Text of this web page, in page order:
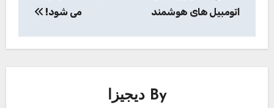
اتومبیل‌ های هوشمند
می شود!
By دیجیزا